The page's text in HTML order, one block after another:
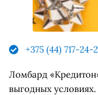
+375 (44) 717-24-
Ломбард
выгодных